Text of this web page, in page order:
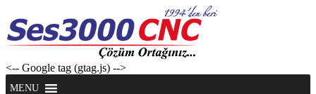
to
content
<-- Google tag (gtag.js) -->
MENU